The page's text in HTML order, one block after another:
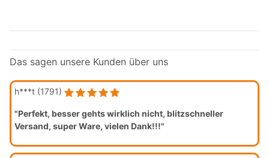
Das sagen unsere Kunden über uns
h***t (1791)
"Perfekt, besser gehts wirklich nicht, blitzschneller
Versand, super Ware, vielen Dank!!!"